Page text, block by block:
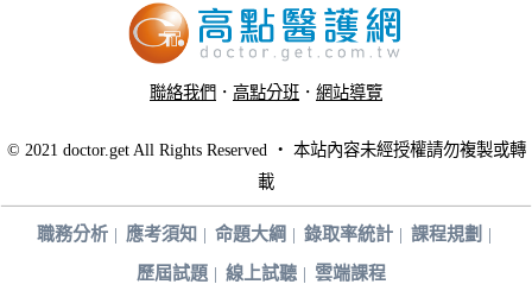
職務分析 應考須知 命題大綱 錄取率統計 課程規劃
歷屆試題 線上試聽 雲端課程
聯絡我們 ． 高點分班 ． 網站導覽
© 2021 doctor.get All Rights Reserved ‧ 本站內容未經授權請勿複製或轉
載